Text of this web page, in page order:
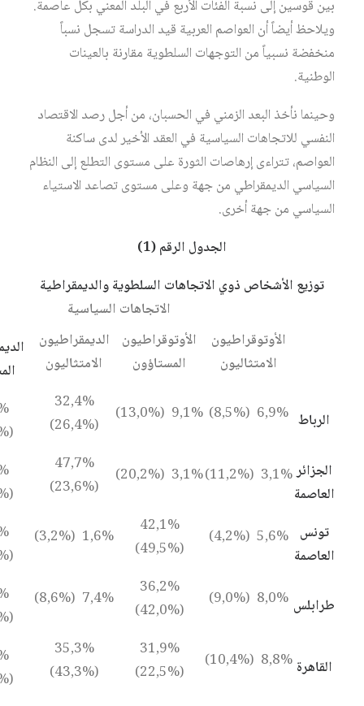
بين قوسين إلى نسبة الفئات الأربع في البلد المعني بكل عاصمة.
ويلاحظ أيضاً أن العواصم العربية قيد الدراسة تسجل نسباً
منخفضة نسبياً من التوجهات السلطوية مقارنة بالعينات
الوطنية.
وحينما نأخذ البعد الزمني في الحسبان، من أجل رصد الاقتصاد
النفسي للاتجاهات السياسية في العقد الأخير لدى ساكنة
العواصم، تتراءى إرهاصات الثورة على مستوى التطلع إلى النظام
السياسي الديمقراطي من جهة وعلى مستوى تصاعد الاستياء
السياسي من جهة أخرى.
الجدول الرقم (1)
توزيع الأشخاص ذوي الاتجاهات السلطوية والديمقراطية
الاتجاهات السياسية
الأوتوقراطيون
الامتثاليون
الأوتوقراطيون
المستاؤون
الديمقراطيون
الامتثاليون
الرباط 6,9% (8,5%)
9,1% (13,0%)
32,4%
(26,4%)
(52,0%)
الجزائر
العاصمة
3,1% (11,2%)
3,1% (20,2%)
47,7%
(23,6%)
(44,9%)
تونس
العاصمة
5,6% (4,2%)
42,1%
(49,5%)
1,6% (3,2%)
(43,1%)
طرابلس 8,0% (9,0%)
36,2%
(42,0%)
7,4% (8,6%)
(40,4%)
القاهرة 8,8% (10,4%)
31,9%
(22,5%)
35,3%
(43,3%)
(23,9%)